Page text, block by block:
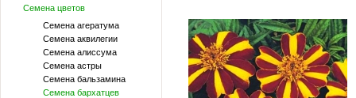
Семена цветов
Семена агератума
Семена аквилегии
Семена алиссума
Семена астры
Семена бальзамина
Семена бархатцев